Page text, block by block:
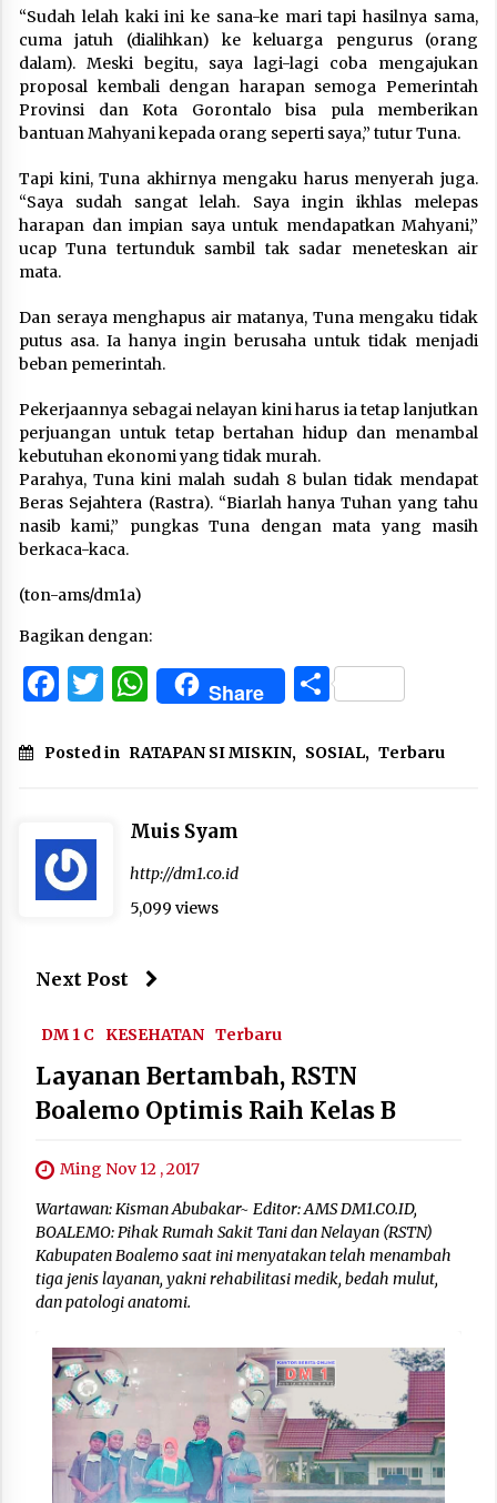
“Sudah lelah kaki ini ke sana-ke mari tapi hasilnya sama,
cuma jatuh (dialihkan) ke keluarga pengurus (orang
dalam). Meski begitu, saya lagi-lagi coba mengajukan
proposal kembali dengan harapan semoga Pemerintah
Provinsi dan Kota Gorontalo bisa pula memberikan
bantuan Mahyani kepada orang seperti saya,” tutur Tuna.
Tapi kini, Tuna akhirnya mengaku harus menyerah juga.
“Saya sudah sangat lelah. Saya ingin ikhlas melepas
harapan dan impian saya untuk mendapatkan Mahyani,”
ucap Tuna tertunduk sambil tak sadar meneteskan air
mata.
Dan seraya menghapus air matanya, Tuna mengaku tidak
putus asa. Ia hanya ingin berusaha untuk tidak menjadi
beban pemerintah.
Pekerjaannya sebagai nelayan kini harus ia tetap lanjutkan
perjuangan untuk tetap bertahan hidup dan menambal
kebutuhan ekonomi yang tidak murah.
Parahya, Tuna kini malah sudah 8 bulan tidak mendapat
Beras Sejahtera (Rastra). “Biarlah hanya Tuhan yang tahu
nasib kami,” pungkas Tuna dengan mata yang masih
berkaca-kaca.
(ton-ams/dm1a)
Bagikan dengan:
Facebook
Twitter
WhatsApp
Share Share
Posted in RATAPAN SI MISKIN, SOSIAL, Terbaru
Muis Syam
http://dm1.co.id
5,099 views
Next Post
DM 1 C KESEHATAN Terbaru
Layanan Bertambah, RSTN
Boalemo Optimis Raih Kelas B
Ming Nov 12 , 2017
Wartawan: Kisman Abubakar~ Editor: AMS DM1.CO.ID,
BOALEMO: Pihak Rumah Sakit Tani dan Nelayan (RSTN)
Kabupaten Boalemo saat ini menyatakan telah menambah
tiga jenis layanan, yakni rehabilitasi medik, bedah mulut,
dan patologi anatomi.